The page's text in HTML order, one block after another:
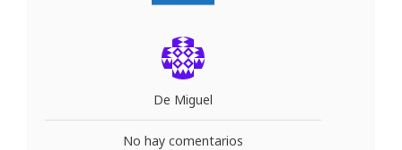
De Miguel
No hay comentarios